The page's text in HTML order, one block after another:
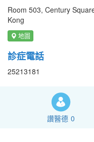
Room 503, Century
Kong
地圖
診症電話
25213181
讚醫德 0